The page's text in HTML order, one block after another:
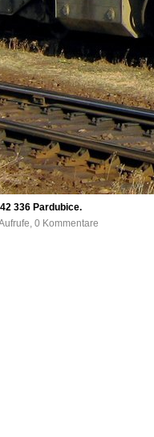
336 Pardubice.
0 Kommentare